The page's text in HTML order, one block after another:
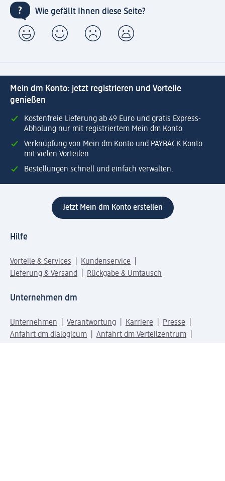
Wie gefällt Ihnen diese Seite?
Mein dm Konto: jetzt registrieren und Vorteile
genießen
Kostenfreie Lieferung ab 49 Euro und gratis Express-
Abholung nur mit registriertem Mein dm Konto
Verknüpfung von Mein dm Konto und PAYBACK Konto
mit vielen Vorteilen
Bestellungen schnell und einfach verwalten.
Jetzt Mein dm Konto erstellen
Hilfe
Vorteile & Services
Kundenservice
Lieferung & Versand
Rückgabe & Umtausch
Unternehmen dm
Unternehmen Verantwortung Karriere
Presse
Anfahrt dm dialogicum
Anfahrt dm Verteilzentrum